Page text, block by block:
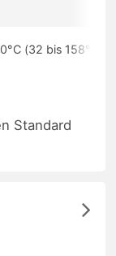
(32 bis 158°F)
Standard